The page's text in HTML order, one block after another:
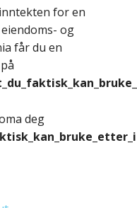
for en
og
får du en
deg